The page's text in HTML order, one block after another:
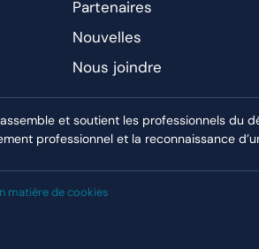
Partenaires
Nouvelles
Nous joindre
rassemble et soutient les professionnels
professionnel et la reconnaissance
matière de cookies